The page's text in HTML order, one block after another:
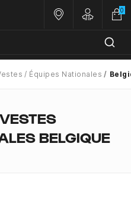
Nos magasins
Customer
0
Équipes Nationales
BELGIQUE